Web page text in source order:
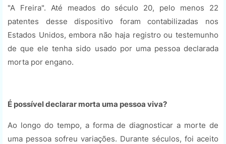
"A Freira". Até meados do século 20, pelo menos 22
patentes desse dispositivo foram contabilizadas nos
Estados Unidos, embora não haja registro ou testemunho
de que ele tenha sido usado por uma pessoa declarada
morta por engano.
É possível declarar morta uma pessoa viva?
Ao longo do tempo, a forma de diagnosticar a morte de
uma pessoa sofreu variações. Durante séculos, foi aceito